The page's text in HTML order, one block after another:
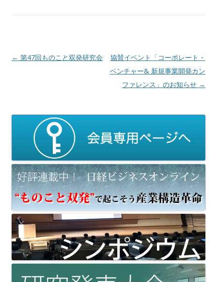
Post navigation
← 第47回ものこと双発研究会
協賛イベント「コーポレート・
ベンチャー& 新規事業開発カン
ファレンス」のお知らせ →